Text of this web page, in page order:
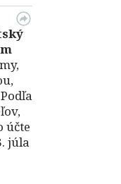
účte
júla